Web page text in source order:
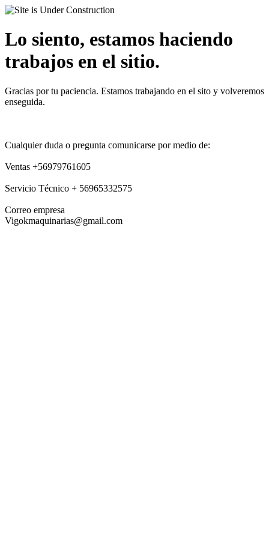
Lo siento, estamos haciendo
trabajos en el sitio.
Gracias por tu paciencia. Estamos trabajando en el sito y volveremos
enseguida.
Cualquier duda o pregunta comunicarse por medio de:
Ventas +56979761605
Servicio Técnico + 56965332575
Correo empresa
Vigokmaquinarias@gmail.com